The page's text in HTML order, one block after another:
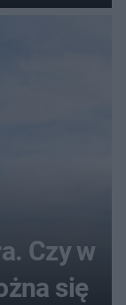
Czy w
się